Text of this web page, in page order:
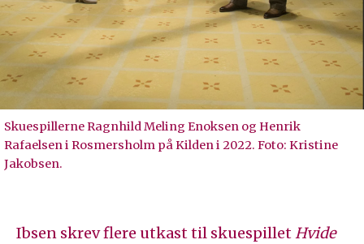
Skuespillerne Ragnhild Meling Enoksen og Henrik
Rafaelsen i Rosmersholm på Kilden i 2022. Foto: Kristine
Jakobsen.
Ibsen skrev flere utkast til skuespilletHvide